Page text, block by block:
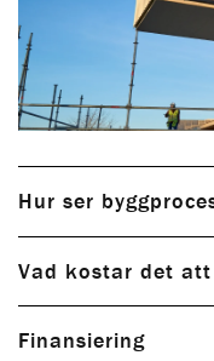
Hur ser
Vad kostar det
Kontakta oss
Finansiering